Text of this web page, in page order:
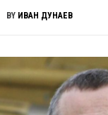
BY ИВАН ДУНАЕВ